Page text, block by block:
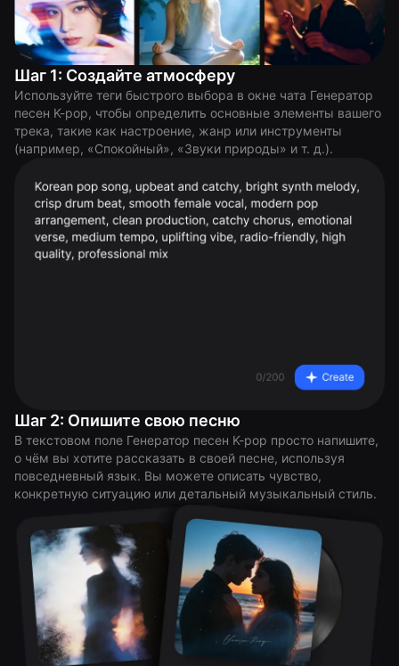
Шаг 1: Создайте атмосферу
Используйте теги быстрого выбора в окне чата Генератор
песен K-pop, чтобы определить основные элементы вашего
трека, такие как настроение, жанр или инструменты
(например, «Спокойный», «Звуки природы» и т. д.).
Шаг 2: Опишите свою песню
В текстовом поле Генератор песен K-pop просто напишите,
о чём вы хотите рассказать в своей песне, используя
повседневный язык. Вы можете описать чувство,
конкретную ситуацию или детальный музыкальный стиль.